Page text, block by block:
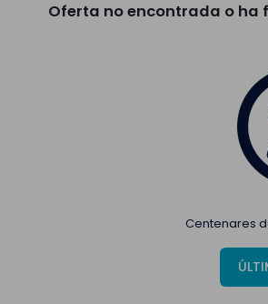
Oferta no encontrada o ha
Centenares